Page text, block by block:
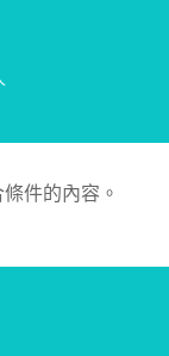
件的內容。